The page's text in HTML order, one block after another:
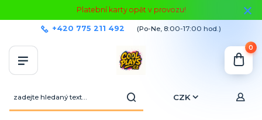
Platební karty opět v provozu!
CZK
+420 775 211 492 (Po-Ne, 8:00-17:00 hod.)
0